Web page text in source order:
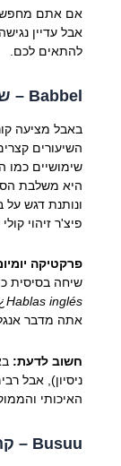
אם אתם
אבל עדיין
להתאים לכם.
Babbel
–
באבל מציעה
שימושיים כמו
היא משלבת
ונותנת דגש על
פיצ'ר זיהוי
פרקטיקה
שיחה בסיסית
inglés?
אתה מדבר
חשוב לדעת:
ניסיון), אבל
האיכותי
Busuu
–